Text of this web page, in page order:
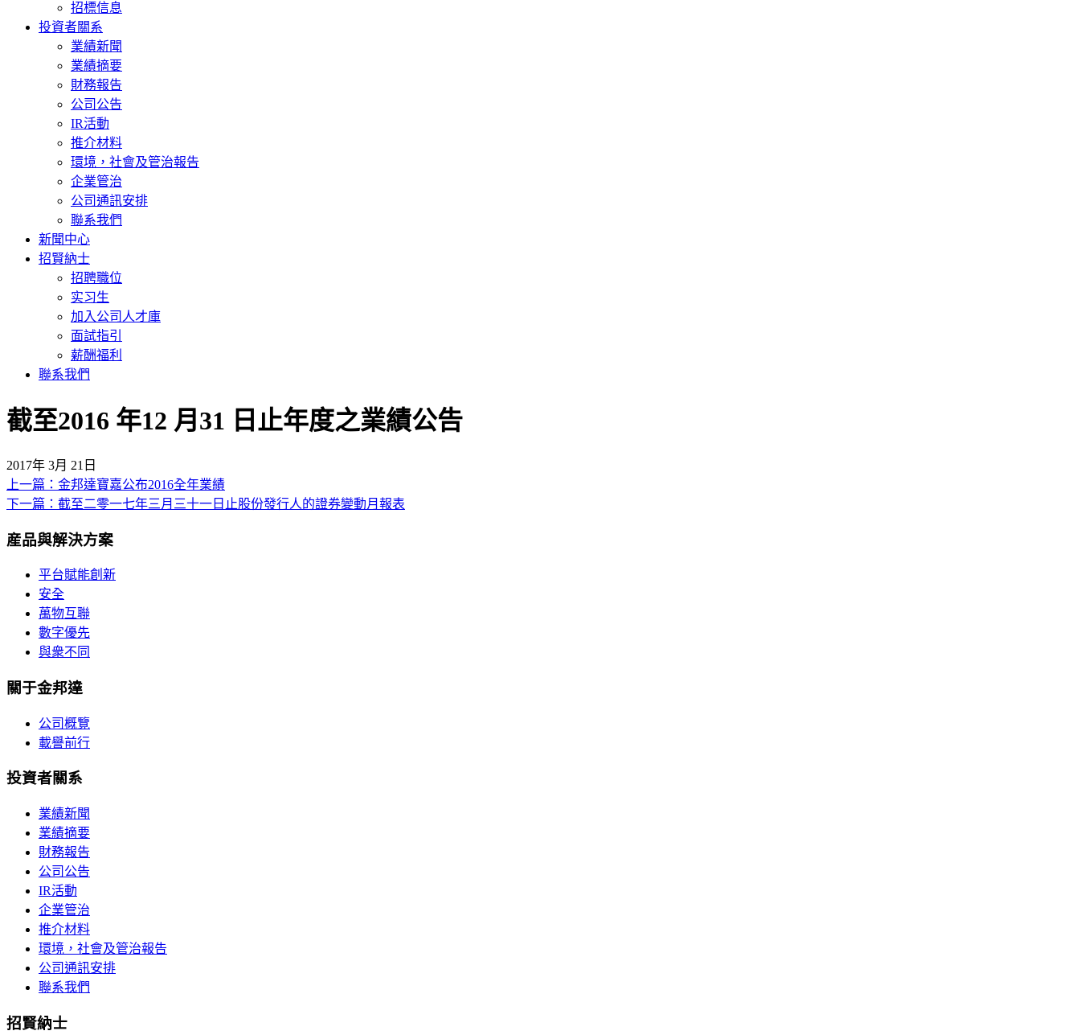
招標信息
投資者關系
業績新聞
業績摘要
財務報告
公司公告
IR活動
推介材料
環境，社會及管治報告
企業管治
公司通訊安排
聯系我們
新聞中心
招賢納士
招聘職位
实习生
加入公司人才庫
面試指引
薪酬福利
聯系我們
截至2016 年12 月31 日止年度之業績公告
2017年 3月 21日
文
章
導
上一篇：金邦達寶嘉公布2016全年業績
下一篇：截至二零一七年三月三十一日止股份發行人的證券變動月報表
産品與解決方案
平台賦能創新
安全
萬物互聯
數字優先
與衆不同
關于金邦達
公司概覽
載譽前行
投資者關系
業績新聞
業績摘要
財務報告
公司公告
IR活動
企業管治
推介材料
環境，社會及管治報告
公司通訊安排
聯系我們
招賢納士